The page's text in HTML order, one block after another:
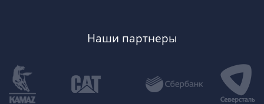
Наши партнеры